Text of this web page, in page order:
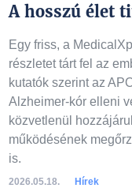
A hosszú élet
Egy friss, a
részletet tárt fel az
kutatók szerint az
Alzheimer-kór elleni
közvetlenül
működésének
is.
2026.05.18. Hírek